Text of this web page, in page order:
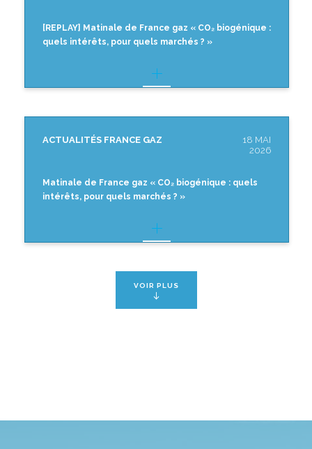
[REPLAY] Matinale de France gaz « CO₂ biogénique :
quels intérêts, pour quels marchés ? »
ACTUALITÉS FRANCE GAZ
18 MAI
2026
Matinale de France gaz « CO₂ biogénique : quels
intérêts, pour quels marchés ? »
VOIR PLUS